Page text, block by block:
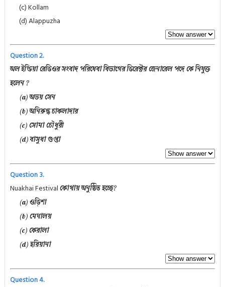
(c) Kollam
(d) Alappuzha
Question 2.
অল ইন্ডিয়া রেডিওর সংবাদ পরিষেবা বিভাগের ডিরেক্টর জেনারেল পদে কে নিযুক্ত
হলেন ?
(a) অভয় সেন
(b) অনিরুদ্ধ চাকলাদার
(c) সোমা চৌধুরী
(d) বাসুধা গুপ্তা
Question 3.
Nuakhai Festivalকোথায় অনুষ্ঠিত হচ্ছে?
(a) ওড়িশা
(b) মেঘালয়
(c) কেরালা
(d) হরিয়ানা
Question 4.